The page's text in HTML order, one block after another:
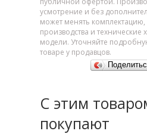
усмотрение и без
может менять
производства и технические
модели. Уточняйте
товаре у продавцов.
С этим
покупают